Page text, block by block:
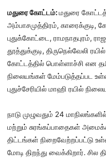
மதுரை கோட்டம்:மதுரை
அம்பாசமுத்திரம், காரைக்குடி,
புதுக்கோட்டை, ராமநாதபுரம்,
தூத்துக்குடி, திருநெல்வேலி
கோட்டத்தில் பொள்ளாச்சி என
நிலையங்கள் மேம்படுத்தப்பட
புதுச்சேரியில் மாஹி ரயில்
நாடு முழுவதும் 24
மற்றும் சுரங்கப்பாதைகள்
திட்டங்கள் நிறைவேற்றப்பட்டு
மோடி திறந்து வைக்கிறார். சில